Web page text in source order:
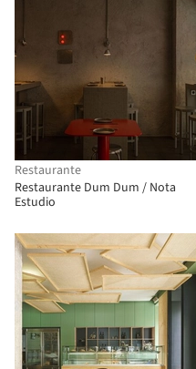
Restaurante
Restaurante Dum Dum / Nota
Estudio